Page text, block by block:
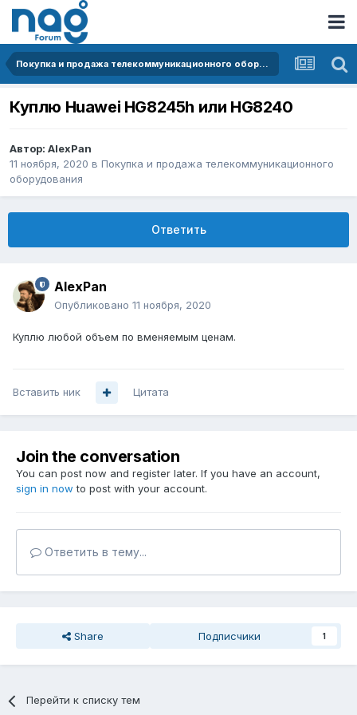
Покупка и продажа телекоммуникационного оборудования
Куплю Huawei HG8245h или HG8240
Автор: AlexPan
11 ноября, 2020 в Покупка и продажа телекоммуникационного
оборудования
Ответить
AlexPan
Опубликовано 11 ноября, 2020
Куплю любой объем по вменяемым ценам.
Вставить ник Цитата
Join the conversation
You can post now and register later. If you have an account,
sign in now to post with your account.
Ответить в тему...
Share Подписчики 1
Перейти к списку тем